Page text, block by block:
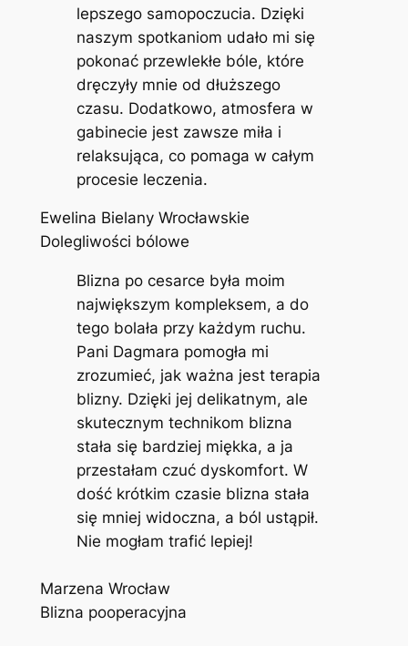
lepszego samopoczucia. Dzięki
naszym spotkaniom udało mi się
pokonać przewlekłe bóle, które
dręczyły mnie od dłuższego
czasu. Dodatkowo, atmosfera w
gabinecie jest zawsze miła i
relaksująca, co pomaga w całym
procesie leczenia.
Ewelina Bielany Wrocławskie
Dolegliwości bólowe
Blizna po cesarce była moim
największym kompleksem, a do
tego bolała przy każdym ruchu.
Pani Dagmara pomogła mi
zrozumieć, jak ważna jest terapia
blizny. Dzięki jej delikatnym, ale
skutecznym technikom blizna
stała się bardziej miękka, a ja
przestałam czuć dyskomfort. W
dość krótkim czasie blizna stała
się mniej widoczna, a ból ustąpił.
Nie mogłam trafić lepiej!
Marzena Wrocław
Blizna pooperacyjna